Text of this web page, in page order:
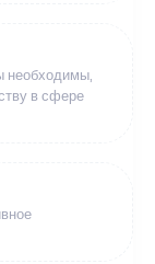
необходимы,
в сфере